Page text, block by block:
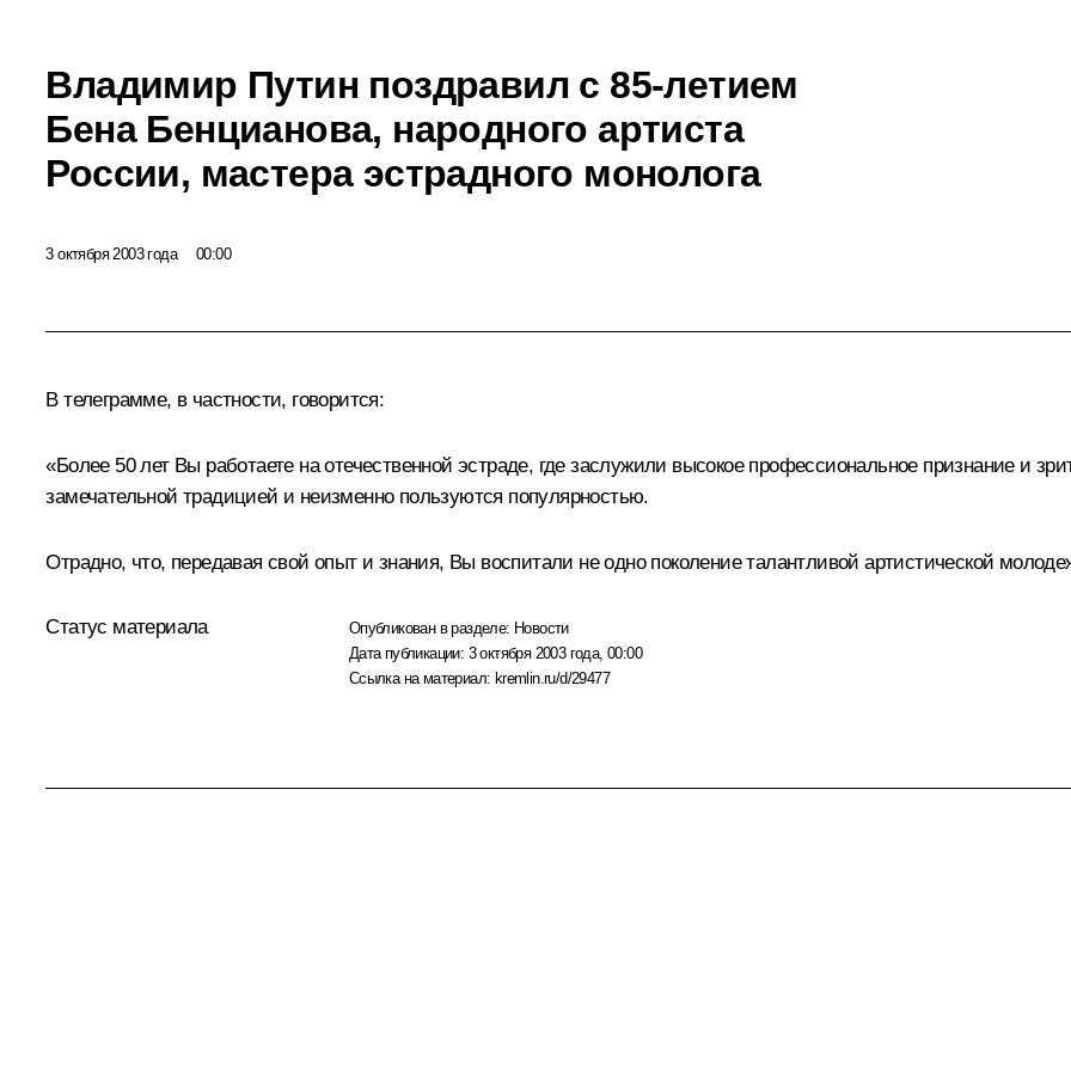
Владимир Путин поздравил с 85-летием
Бена Бенцианова, народного артиста
России, мастера эстрадного монолога
3 октября 2003 года 00:00
В телеграмме, в частности, говорится:
«Более 50 лет Вы работаете на отечественной эстраде, где заслужили высокое профессиональное признание и
замечательной традицией и неизменно пользуются популярностью.
Отрадно, что, передавая свой опыт и знания, Вы воспитали не одно поколение талантливой артистической
Статус материала Опубликован в разделе: Новости
Дата публикации: 3 октября 2003 года, 00:00
Ссылка на материал: kremlin.ru/d/29477